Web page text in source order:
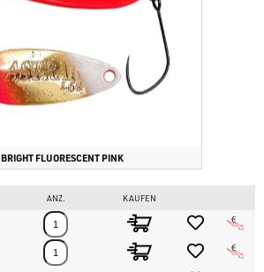
BRIGHT FLUORESCENT PINK
ANZ. KAUFEN